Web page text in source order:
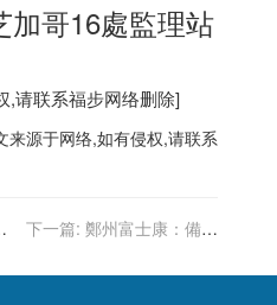
加哥16處監理站
,请联系福步网络删除]
来源于网络,如有侵权,请联系
下一篇: 鄭州富士康：備貨
工